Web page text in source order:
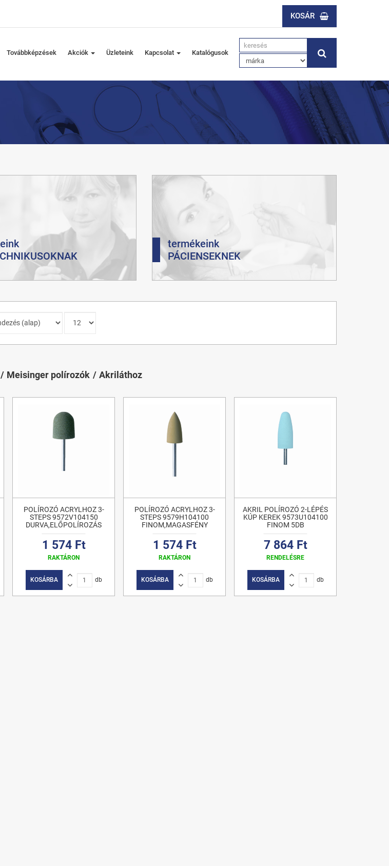
KOSÁR
Továbbképzések Akciók Üzleteink Kapcsolat Katalógusok
termékeink
PÁCIENSEKNEK
Meisinger polírozók Akriláthoz
POLÍROZÓ ACRYLHOZ 3-
STEPS 9572V104150
DURVA,ELŐPOLÍROZÁS
1 574 Ft
RAKTÁRON
KOSÁRBA db
POLÍROZÓ ACRYLHOZ 3-
STEPS 9579H104100
FINOM,MAGASFÉNY
1 574 Ft
RAKTÁRON
KOSÁRBA db
AKRIL POLÍROZÓ 2-LÉPÉS
KÚP KEREK 9573U104100
FINOM 5DB
7 864 Ft
RENDELÉSRE
KOSÁRBA db